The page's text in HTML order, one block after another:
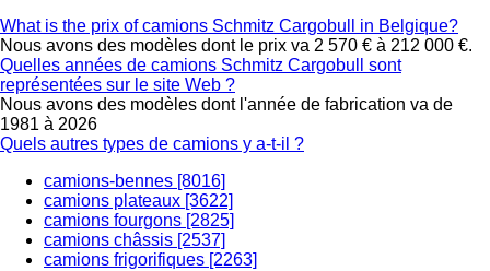
What is the prix of camions Schmitz Cargobull in Belgique?
Nous avons des modèles dont le prix va 2 570 € à 212 000 €.
Quelles années de camions Schmitz Cargobull sont
représentées sur le site Web ?
Nous avons des modèles dont l'année de fabrication va de
1981 à 2026
Quels autres types de camions y a-t-il ?
camions-bennes [8016]
camions plateaux [3622]
camions fourgons [2825]
camions châssis [2537]
camions frigorifiques [2263]